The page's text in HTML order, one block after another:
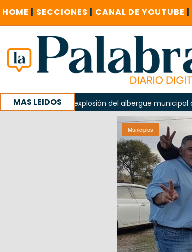
HOME | SECCIONES | CANAL DE YOUTUBE |
MAS LEIDOS
la explosión del albergue municipal de Viedma
con un encuentro provincial en Roca
Municipios